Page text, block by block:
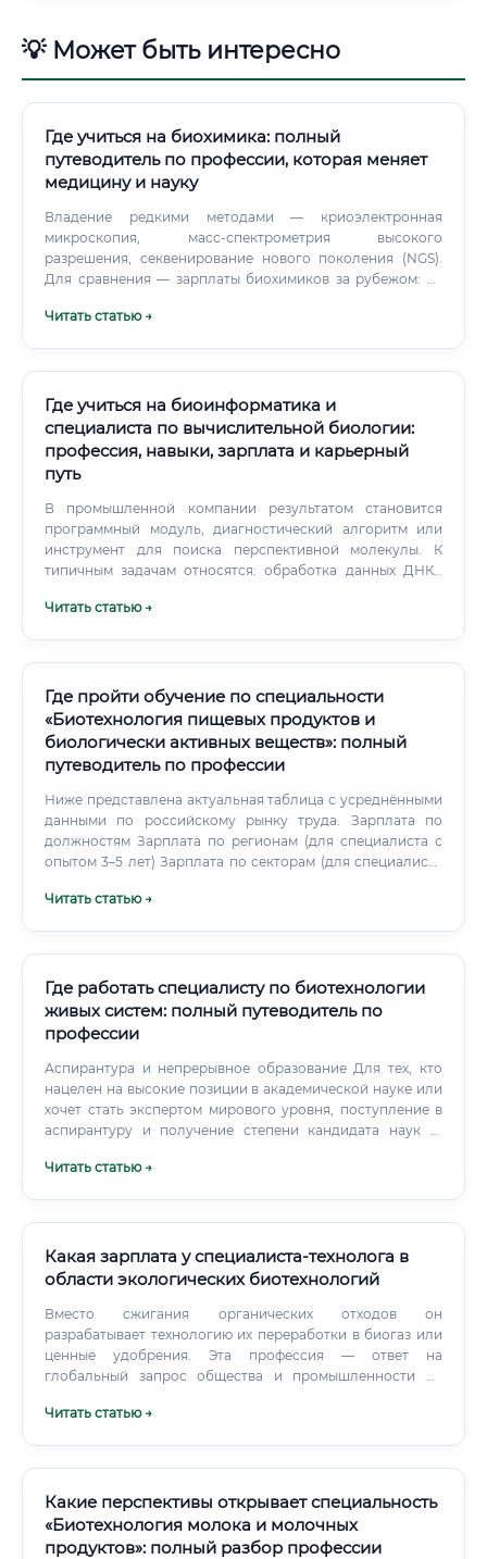
💡 Может быть интересно
Где учиться на биохимика: полный
путеводитель по профессии, которая меняет
медицину и науку
Владение редкими методами — криоэлектронная
микроскопия, масс-спектрометрия высокого
разрешения, секвенирование нового поколения (NGS).
Для сравнения — зарплаты биохимиков за рубежом: ⚠️
привлекательно, но нужно учитывать стоимость жизни. В
Читать статью →
Где учиться на биоинформатика и
специалиста по вычислительной биологии:
профессия, навыки, зарплата и карьерный
путь
В промышленной компании результатом становится
программный модуль, диагностический алгоритм или
инструмент для поиска перспективной молекулы. К
типичным задачам относятся: обработка данных ДНК-,
других генетических вариантов; сравнение геномов
признакам; разработка алгоритмов для диагностики;
поиск мишеней для лекарственных препаратов; создание
воспроизводимых аналитических процессов.
Читать статью →
Где пройти обучение по специальности
«Биотехнология пищевых продуктов и
биологически активных веществ»: полный
путеводитель по профессии
Ниже представлена актуальная таблица с усреднёнными
данными по российскому рынку труда. Зарплата по
должностям Зарплата по регионам (для специалиста с
опытом 3–5 лет) Зарплата по секторам (для специалиста
международных компаниях к базовой зарплате нередко
трудоустройства При устройстве на работу
биотехнологом пищевой промышленности вам
потребуется стандартный пакет документов плюс ряд
специфических.
Читать статью →
Где работать специалисту по биотехнологии
живых систем: полный путеводитель по
профессии
Аспирантура и непрерывное образование Для тех, кто
нацелен на высокие позиции в академической науке или
хочет стать экспертом мирового уровня, поступление в
аспирантуру и получение степени кандидата наук —
только повышает академический статус, но и
должны постоянно обновлять знания.
Читать статью →
Какая зарплата у специалиста-технолога в
области экологических биотехнологий
Вместо сжигания органических отходов он
разрабатывает технологию их переработки в биогаз или
ценные удобрения. Эта профессия — ответ на
глобальный запрос общества и промышленности на
антропогенной нагрузки на окружающую среду,
Читать статью →
Какие перспективы открывает специальность
«Биотехнология молока и молочных
продуктов»: полный разбор профессии